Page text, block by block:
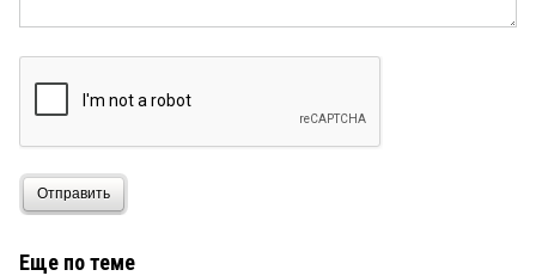
Отправить
Еще по теме